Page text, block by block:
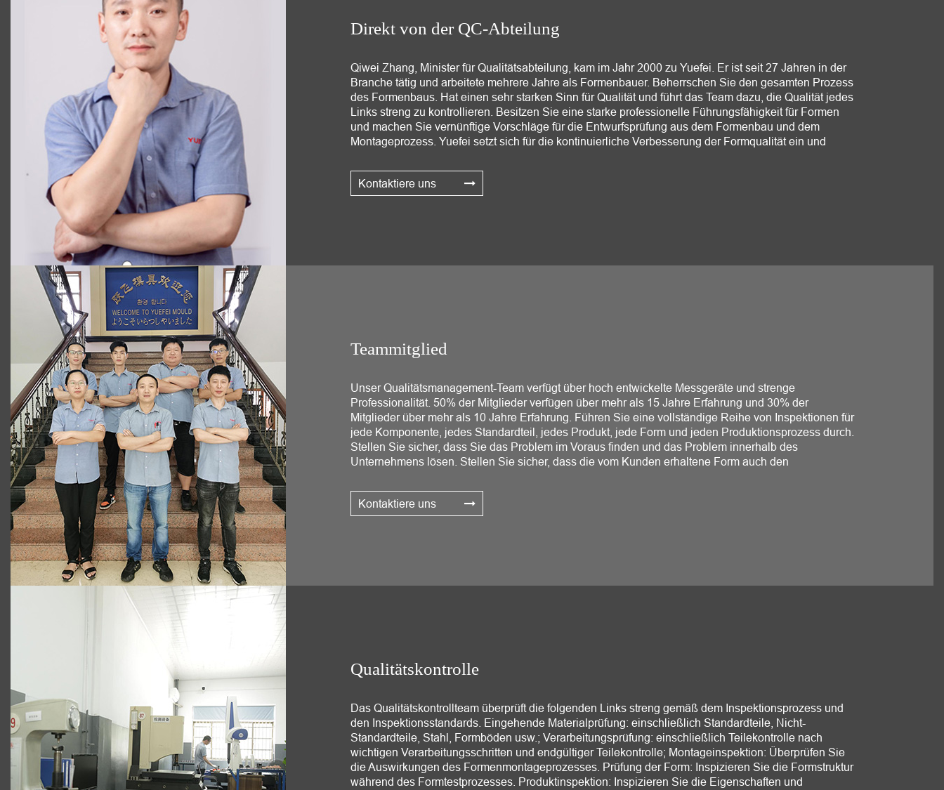
Direkt von der QC-Abteilung
Qiwei Zhang, Minister für Qualitätsabteilung, kam im Jahr 2000 zu Yuefei. Er ist seit 27 Jahren in der
Branche tätig und arbeitete mehrere Jahre als Formenbauer. Beherrschen Sie den gesamten Prozess
des Formenbaus. Hat einen sehr starken Sinn für Qualität und führt das Team dazu, die Qualität jedes
Links streng zu kontrollieren. Besitzen Sie eine starke professionelle Führungsfähigkeit für Formen
und machen Sie vernünftige Vorschläge für die Entwurfsprüfung aus dem Formenbau und dem
Montageprozess. Yuefei setzt sich für die kontinuierliche Verbesserung der Formqualität ein und
Kontaktiere uns
Teammitglied
Unser Qualitätsmanagement-Team verfügt über hoch entwickelte Messgeräte und strenge
Professionalität. 50% der Mitglieder verfügen über mehr als 15 Jahre Erfahrung und 30% der
Mitglieder über mehr als 10 Jahre Erfahrung. Führen Sie eine vollständige Reihe von Inspektionen für
jede Komponente, jedes Standardteil, jedes Produkt, jede Form und jeden Produktionsprozess durch.
Stellen Sie sicher, dass Sie das Problem im Voraus finden und das Problem innerhalb des
Unternehmens lösen. Stellen Sie sicher, dass die vom Kunden erhaltene Form auch den
Kontaktiere uns
Qualitätskontrolle
Das Qualitätskontrollteam überprüft die folgenden Links streng gemäß dem Inspektionsprozess und
den Inspektionsstandards. Eingehende Materialprüfung: einschließlich Standardteile, Nicht-
Standardteile, Stahl, Formböden usw.; Verarbeitungsprüfung: einschließlich Teilekontrolle nach
wichtigen Verarbeitungsschritten und endgültiger Teilekontrolle; Montageinspektion: Überprüfen Sie
die Auswirkungen des Formenmontageprozesses. Prüfung der Form: Inspizieren Sie die Formstruktur
während des Formtestprozesses. Produktinspektion: Inspizieren Sie die Eigenschaften und